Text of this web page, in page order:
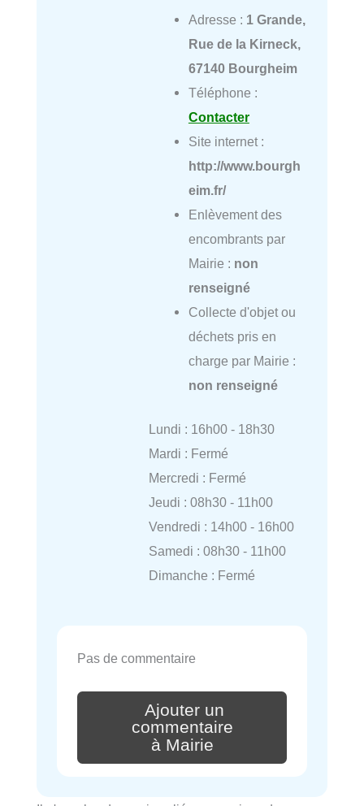
Adresse : 1 Grande,
Rue de la Kirneck,
67140 Bourgheim
Téléphone :
Contacter
Site internet :
http://www.bourgh
eim.fr/
Enlèvement des
encombrants par
Mairie : non
renseigné
Collecte d'objet ou
déchets pris en
charge par Mairie :
non renseigné
Lundi : 16h00 - 18h30
Mardi : Fermé
Mercredi : Fermé
Jeudi : 08h30 - 11h00
Vendredi : 14h00 - 16h00
Samedi : 08h30 - 11h00
Dimanche : Fermé
Pas de commentaire
Ajouter un
commentaire
à Mairie